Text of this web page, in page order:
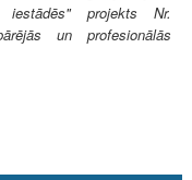
iestādēs" projekts Nr.
un profesionālās